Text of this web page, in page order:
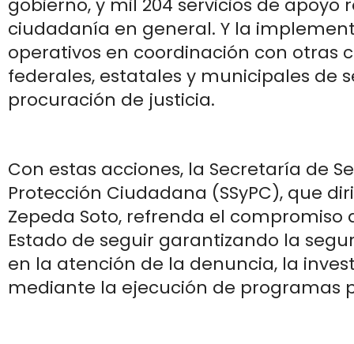
gobierno, y mil 204 servicios de apoyo
ciudadanía en general. Y la
operativos en coordinación con otras
federales, estatales y municipales de
procuración de justicia.
Con estas acciones, la Secretaría de
Protección Ciudadana (SSyPC), que
Zepeda Soto, refrenda el compromiso
Estado de seguir garantizando la
en la atención de la denuncia, la
mediante la ejecución de programas